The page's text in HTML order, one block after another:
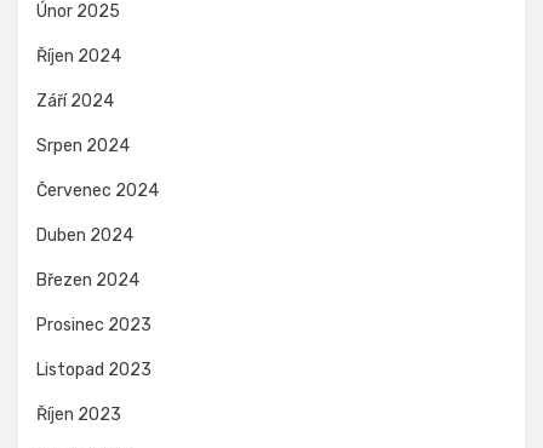
Únor 2025
Říjen 2024
Září 2024
Srpen 2024
Červenec 2024
Duben 2024
Březen 2024
Prosinec 2023
Listopad 2023
Říjen 2023